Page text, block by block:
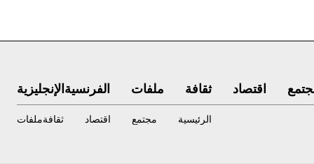
اقتصاد ثقافة ملفات الفرنسيةالإنجليزية
الرئيسية مجتمع اقتصاد ثقافةملفات